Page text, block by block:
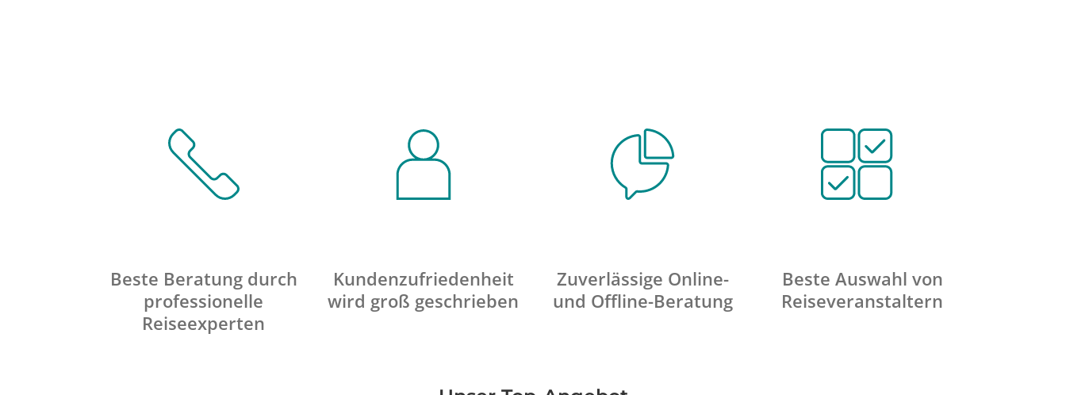
Beste Beratung durch
professionelle
Reiseexperten
Kundenzufriedenheit
wird groß geschrieben
Zuverlässige Online-
und Offline-Beratung
Beste Auswahl von
Reiseveranstaltern